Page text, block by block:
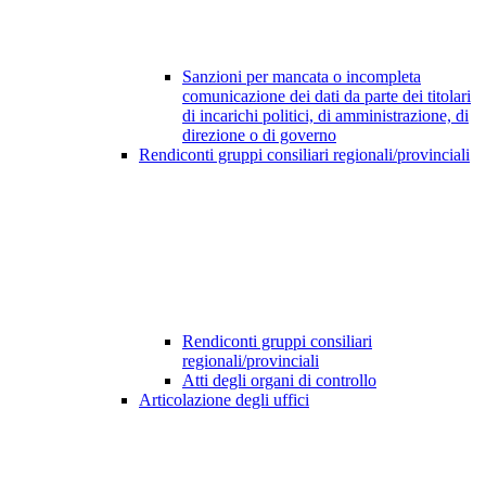
Sanzioni per mancata o incompleta
comunicazione dei dati da parte dei titolari
di incarichi politici, di amministrazione, di
direzione o di governo
Rendiconti gruppi consiliari regionali/provinciali
Rendiconti gruppi consiliari
regionali/provinciali
Atti degli organi di controllo
Articolazione degli uffici